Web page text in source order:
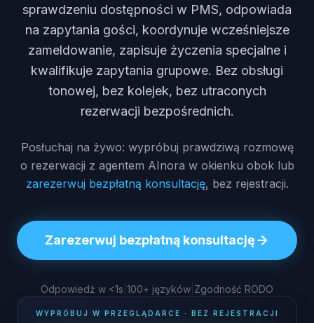
sprawdzeniu dostępności w PMS, odpowiada
na zapytania gości, koordynuje wcześniejsze
zameldowanie, zapisuje życzenia specjalne i
kwalifikuje zapytania grupowe. Bez obsługi
tonowej, bez kolejek, bez utraconych
rezerwacji bezpośrednich.
Posłuchaj na żywo: wypróbuj prawdziwą rozmowę
o rezerwacji z agentem AInora w okienku obok lub
zarezerwuj bezpłatną konsultację, bez rejestracji.
Zarezerwuj bezpłatną konsultację
Odpowiedź w <1s 100+ języków Zgodność RODO
WYPRÓBUJ W PRZEGLĄDARCE · BEZ REJESTRACJI